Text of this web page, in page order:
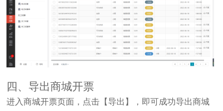
四、导出商城开票
进入商城开票页面，点击【导出】，即可成功导出商城